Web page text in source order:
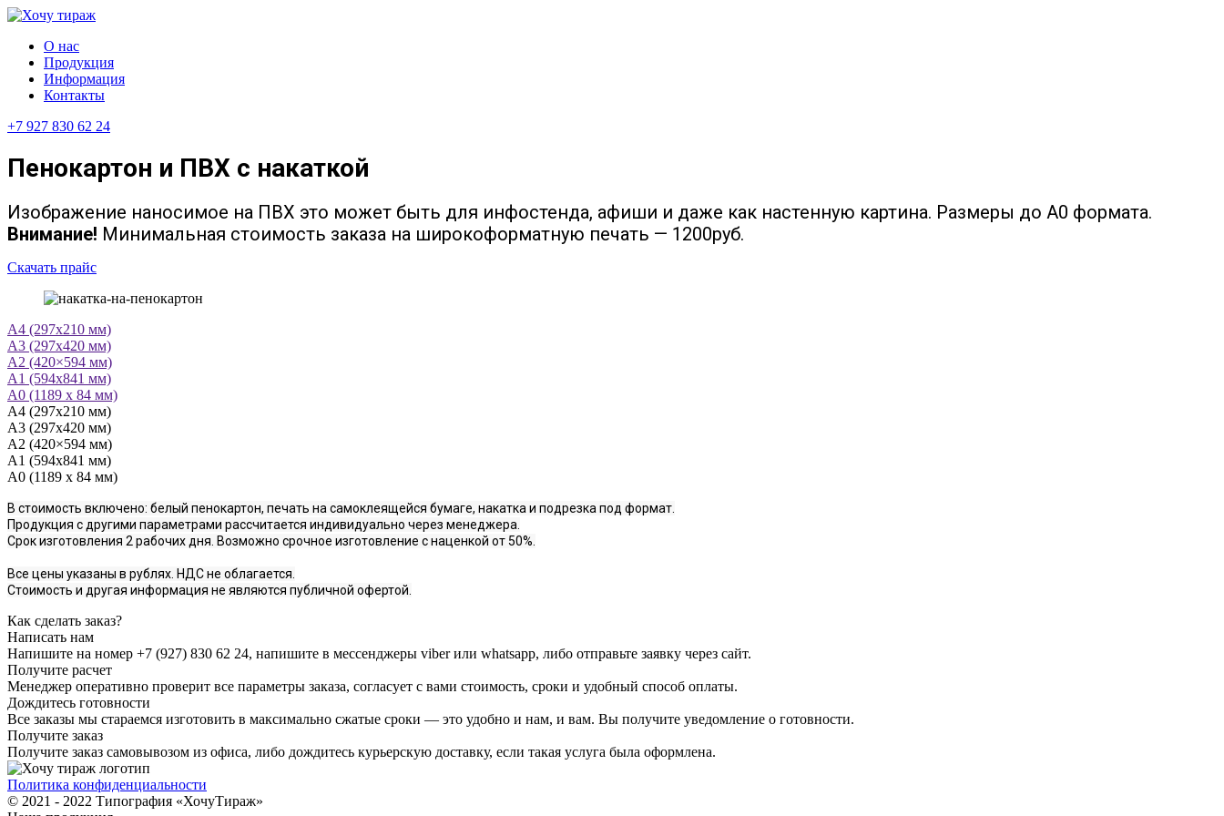
О нас
Продукция
Информация
Контакты
+7 927 830 62 24
Пенокартон и ПВХ с накаткой
Изображение наносимое на ПВХ это может быть для инфостенда, афиши и даже как настенную картина. Размеры до А0 формата.
Внимание! Минимальная стоимость заказа на широкоформатную печать — 1200руб.
Скачать прайс
А4 (297х210 мм)
А3 (297х420 мм)
А2 (420×594 мм)
А1 (594х841 мм)
А0 (1189 x 84 мм)
А4 (297х210 мм)
А3 (297х420 мм)
А2 (420×594 мм)
А1 (594х841 мм)
А0 (1189 x 84 мм)
В стоимость включено: белый пенокартон, печать на самоклеящейся бумаге, накатка и подрезка под формат.
Продукция с другими параметрами рассчитается индивидуально через менеджера.
Срок изготовления 2 рабочих дня. Возможно срочное изготовление с наценкой от 50%.
Все цены указаны в рублях. НДС не облагается.
Стоимость и другая информация не являются публичной офертой.
Как сделать заказ?
Написать нам
Напишите на номер +7 (927) 830 62 24, напишите в мессенджеры viber или whatsapp, либо отправьте заявку через сайт.
Получите расчет
Менеджер оперативно проверит все параметры заказа, согласует с вами стоимость, сроки и удобный способ оплаты.
Дождитесь готовности
Все заказы мы стараемся изготовить в максимально сжатые сроки — это удобно и нам, и вам. Вы получите уведомление о готовности.
Получите заказ
Получите заказ самовывозом из офиса, либо дождитесь курьерскую доставку, если такая услуга была оформлена.
Политика конфиденциальности
© 2021 - 2022 Типография «ХочуТираж»